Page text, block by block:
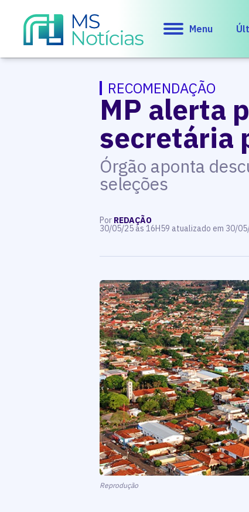
Menu
RECOMENDAÇÃO
MP alerta
secretária
Órgão aponta
seleções
Por REDAÇÃO
30/05/25 às 16H59 atualizado em 30/
Reprodução